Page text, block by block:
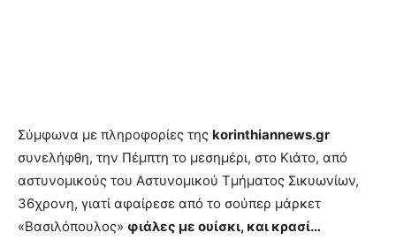
Σύμφωνα με πληροφορίες της korinthiannews.gr
συνελήφθη, την Πέμπτη το μεσημέρι, στο Κιάτο, από
αστυνομικούς του Αστυνομικού Τμήματος Σικυωνίων,
36χρονη, γιατί αφαίρεσε από το σούπερ μάρκετ
«Βασιλόπουλος» φιάλες με ουίσκι, και κρασί…